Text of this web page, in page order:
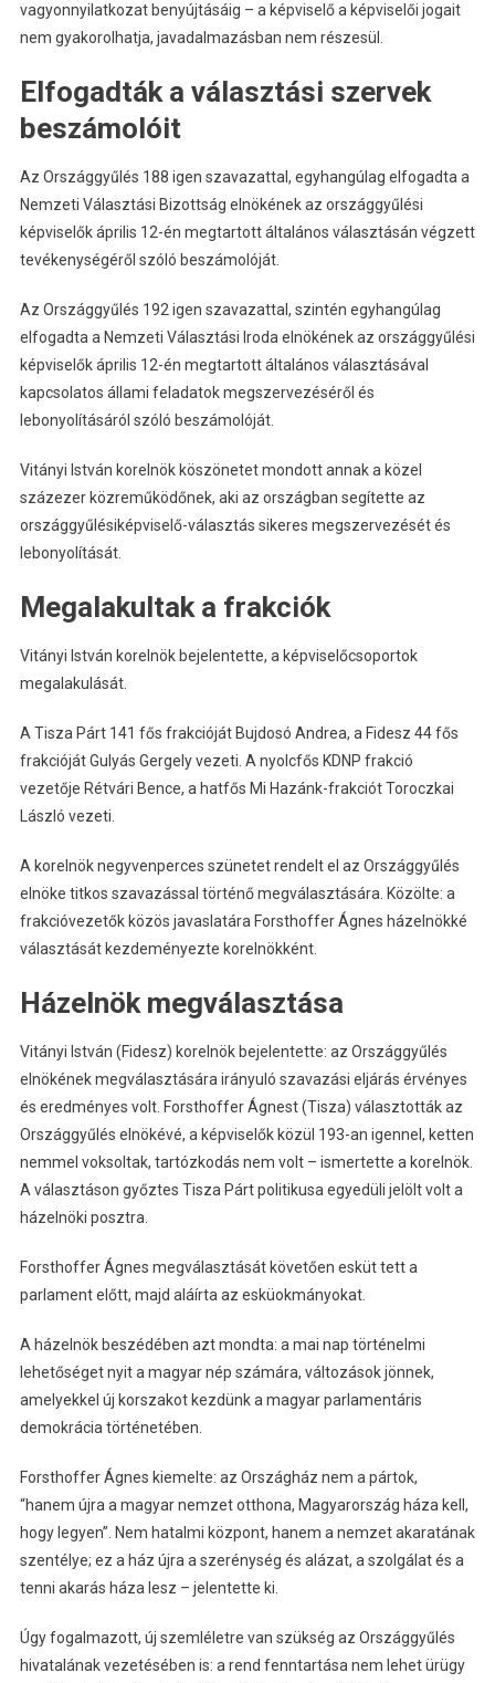
vagyonnyilatkozat benyújtásáig – a képviselő a képviselői jogait
nem gyakorolhatja, javadalmazásban nem részesül.
Elfogadták a választási szervek
beszámolóit
Az Országgyűlés 188 igen szavazattal, egyhangúlag elfogadta a
Nemzeti Választási Bizottság elnökének az országgyűlési
képviselők április 12-én megtartott általános választásán végzett
tevékenységéről szóló beszámolóját.
Az Országgyűlés 192 igen szavazattal, szintén egyhangúlag
elfogadta a Nemzeti Választási Iroda elnökének az országgyűlési
képviselők április 12-én megtartott általános választásával
kapcsolatos állami feladatok megszervezéséről és
lebonyolításáról szóló beszámolóját.
Vitányi István korelnök köszönetet mondott annak a közel
százezer közreműködőnek, aki az országban segítette az
országgyűlésiképviselő-választás sikeres megszervezését és
lebonyolítását.
Megalakultak a frakciók
Vitányi István korelnök bejelentette, a képviselőcsoportok
megalakulását.
A Tisza Párt 141 fős frakcióját Bujdosó Andrea, a Fidesz 44 fős
frakcióját Gulyás Gergely vezeti. A nyolcfős KDNP frakció
vezetője Rétvári Bence, a hatfős Mi Hazánk-frakciót Toroczkai
László vezeti.
A korelnök negyvenperces szünetet rendelt el az Országgyűlés
elnöke titkos szavazással történő megválasztására. Közölte: a
frakcióvezetők közös javaslatára Forsthoffer Ágnes házelnökké
választását kezdeményezte korelnökként.
Házelnök megválasztása
Vitányi István (Fidesz) korelnök bejelentette: az Országgyűlés
elnökének megválasztására irányuló szavazási eljárás érvényes
és eredményes volt. Forsthoffer Ágnest (Tisza) választották az
Országgyűlés elnökévé, a képviselők közül 193-an igennel, ketten
nemmel voksoltak, tartózkodás nem volt – ismertette a korelnök.
A választáson győztes Tisza Párt politikusa egyedüli jelölt volt a
házelnöki posztra.
Forsthoffer Ágnes megválasztását követően esküt tett a
parlament előtt, majd aláírta az esküokmányokat.
A házelnök beszédében azt mondta: a mai nap történelmi
lehetőséget nyit a magyar nép számára, változások jönnek,
amelyekkel új korszakot kezdünk a magyar parlamentáris
demokrácia történetében.
Forsthoffer Ágnes kiemelte: az Országház nem a pártok,
“hanem újra a magyar nemzet otthona, Magyarország háza kell,
hogy legyen”. Nem hatalmi központ, hanem a nemzet akaratának
szentélye; ez a ház újra a szerénység és alázat, a szolgálat és a
tenni akarás háza lesz – jelentette ki.
Úgy fogalmazott, új szemléletre van szükség az Országgyűlés
hivatalának vezetésében is: a rend fenntartása nem lehet ürügy